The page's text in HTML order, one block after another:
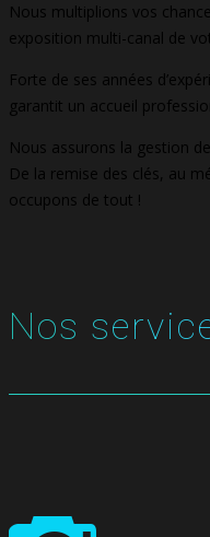
Nous multiplions vos
exposition multi-canal de
Forte de ses années
garantit un accueil
Nous assurons la gestion
De la remise des clés, au
occupons de tout !
Nos